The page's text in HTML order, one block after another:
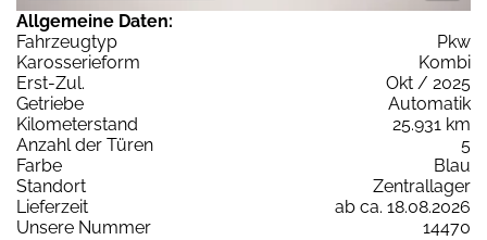
Allgemeine Daten:
Fahrzeugtyp
Pkw
Karosserieform
Kombi
Erst-Zul.
Okt / 2025
Getriebe
Automatik
Kilometerstand
25.931 km
Anzahl der Türen
5
Farbe
Blau
Standort
Zentrallager
Lieferzeit
ab ca. 18.08.2026
Unsere Nummer
14470